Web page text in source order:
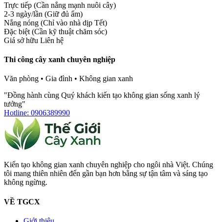
Trực tiếp (Cần nắng mạnh nuôi cây)
2-3 ngày/lần (Giữ đủ ẩm)
Nắng nóng (Chỉ vào nhà dịp Tết)
Đặc biệt (Cần kỹ thuật chăm sóc)
Giá sở hữu Liên hệ
Thi công cây xanh chuyên nghiệp
Văn phòng • Gia đình • Không gian xanh
"Đồng hành cùng Quý khách kiến tạo không gian sống xanh lý
tưởng"
Hotline: 0906389990
Kiến tạo không gian xanh chuyên nghiệp cho ngôi nhà Việt. Chúng
tôi mang thiên nhiên đến gần bạn hơn bằng sự tận tâm và sáng tạo
không ngừng.
VỀ TGCX